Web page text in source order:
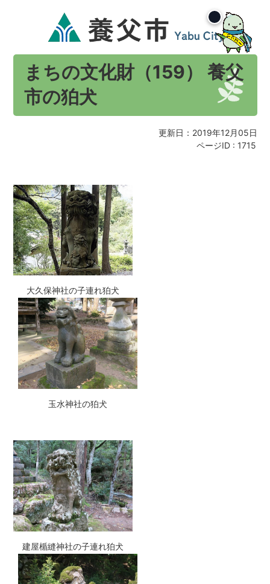
まちの文化財（159） 養父
市の狛犬
更新日：2019年12月05日
ページID : 1715
大久保神社の子連れ狛犬
玉水神社の狛犬
建屋楯縫神社の子連れ狛犬